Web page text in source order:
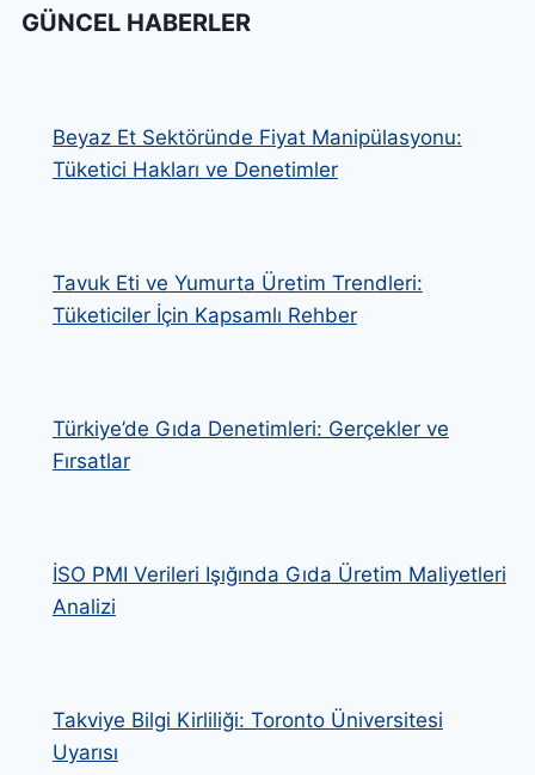
GÜNCEL HABERLER
Beyaz Et Sektöründe Fiyat Manipülasyonu:
Tüketici Hakları ve Denetimler
Tavuk Eti ve Yumurta Üretim Trendleri:
Tüketiciler İçin Kapsamlı Rehber
Türkiye’de Gıda Denetimleri: Gerçekler ve
Fırsatlar
İSO PMI Verileri Işığında Gıda Üretim Maliyetleri
Analizi
Takviye Bilgi Kirliliği: Toronto Üniversitesi
Uyarısı